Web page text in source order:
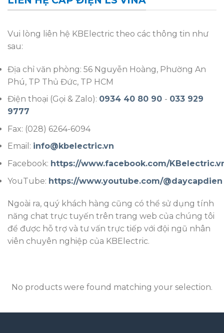
Vui lòng liên hệ KBElectric theo các thông tin như
sau:
Địa chỉ văn phòng: 56 Nguyễn Hoàng, Phường An
Phú, TP Thủ Đức, TP HCM
Điện thoại (Gọi & Zalo): 0934 40 80 90 - 033 929
9777
Fax: (028) 6264-6094
Email: info@kbelectric.vn
Facebook: https://www.facebook.com/
YouTube: https://www.youtube.com/@daycapdien
Ngoài ra, quý khách hàng cũng có thể sử dụng tính
năng chat trực tuyến trên trang web của chúng tôi
để được hỗ trợ và tư vấn trực tiếp với đội ngũ nhân
viên chuyên nghiệp của KBElectric.
No products were found matching your selection.